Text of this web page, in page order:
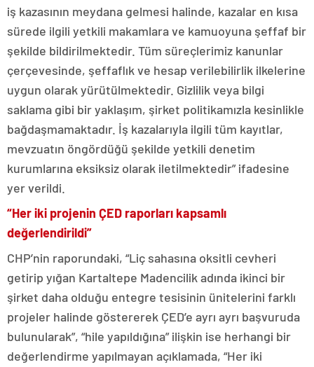
iş kazasının meydana gelmesi halinde, kazalar en kısa
sürede ilgili yetkili makamlara ve kamuoyuna şeffaf bir
şekilde bildirilmektedir. Tüm süreçlerimiz kanunlar
çerçevesinde, şeffaflık ve hesap verilebilirlik ilkelerine
uygun olarak yürütülmektedir. Gizlilik veya bilgi
saklama gibi bir yaklaşım, şirket politikamızla kesinlikle
bağdaşmamaktadır. İş kazalarıyla ilgili tüm kayıtlar,
mevzuatın öngördüğü şekilde yetkili denetim
kurumlarına eksiksiz olarak iletilmektedir” ifadesine
yer verildi.
“Her iki projenin ÇED raporları kapsamlı
değerlendirildi”
CHP’nin raporundaki, “Liç sahasına oksitli cevheri
getirip yığan Kartaltepe Madencilik adında ikinci bir
şirket daha olduğu entegre tesisinin ünitelerini farklı
projeler halinde göstererek ÇED’e ayrı ayrı başvuruda
bulunularak”, “hile yapıldığına” ilişkin ise herhangi bir
değerlendirme yapılmayan açıklamada, “Her iki